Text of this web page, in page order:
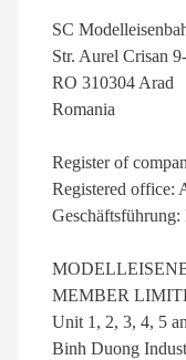
SC
Str. Aurel Crisan
RO 310304 Arad
Romania
Register of
Registered office:
MEMBER
Unit 1, 2, 3, 4, 5
Binh Duong